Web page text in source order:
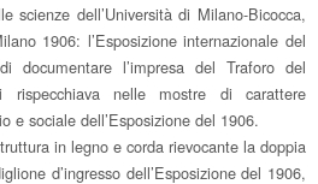
scienze dell’Università di Milano-Bicocca,
1906: l’Esposizione internazionale del
documentare l’impresa del Traforo del
nelle mostre di carattere
e sociale dell’Esposizione del 1906.
in legno e corda rievocante la doppia
d’ingresso dell’Esposizione del 1906,